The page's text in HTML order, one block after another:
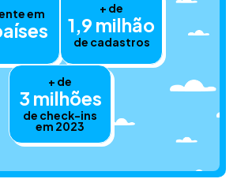
em + de
1,9 milhão
de cadastros
+ de
3 milhões
de check-ins
em 2023